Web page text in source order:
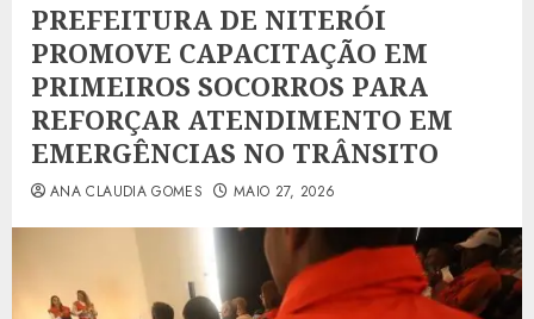
PREFEITURA DE NITERÓI
PROMOVE CAPACITAÇÃO EM
PRIMEIROS SOCORROS PARA
REFORÇAR ATENDIMENTO EM
EMERGÊNCIAS NO TRÂNSITO
ANA CLAUDIA GOMES MAIO 27, 2026